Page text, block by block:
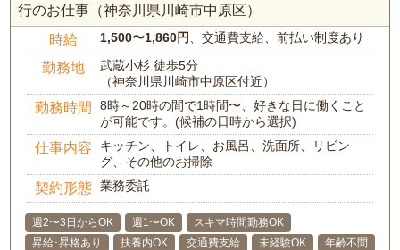
行のお仕事（神奈川県川崎市中原区）
時給 1,500〜1,860円 、交通費支給、前払い制度あり
勤務地
武蔵小杉 徒歩5分
（神奈川県川崎市中原区付近）
勤務時間
8時～20時の間で1時間〜、好きな日に働くこと
が可能です。(候補の日時から選択)
仕事内容
キッチン、トイレ、お風呂、洗面所、リビン
グ、その他のお掃除
契約形態 業務委託
週2〜3日からOK 週1〜OK
スキマ時間勤務OK
昇給･昇格あり
扶養内OK 交通費支給 未経験OK
年齢不問